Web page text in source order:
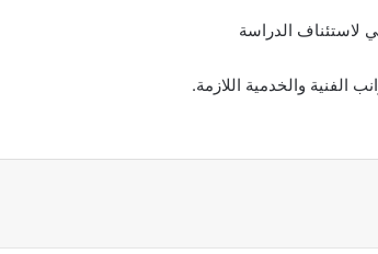
لاستئناف الدراسة
الفنية والخدمية اللازمة.